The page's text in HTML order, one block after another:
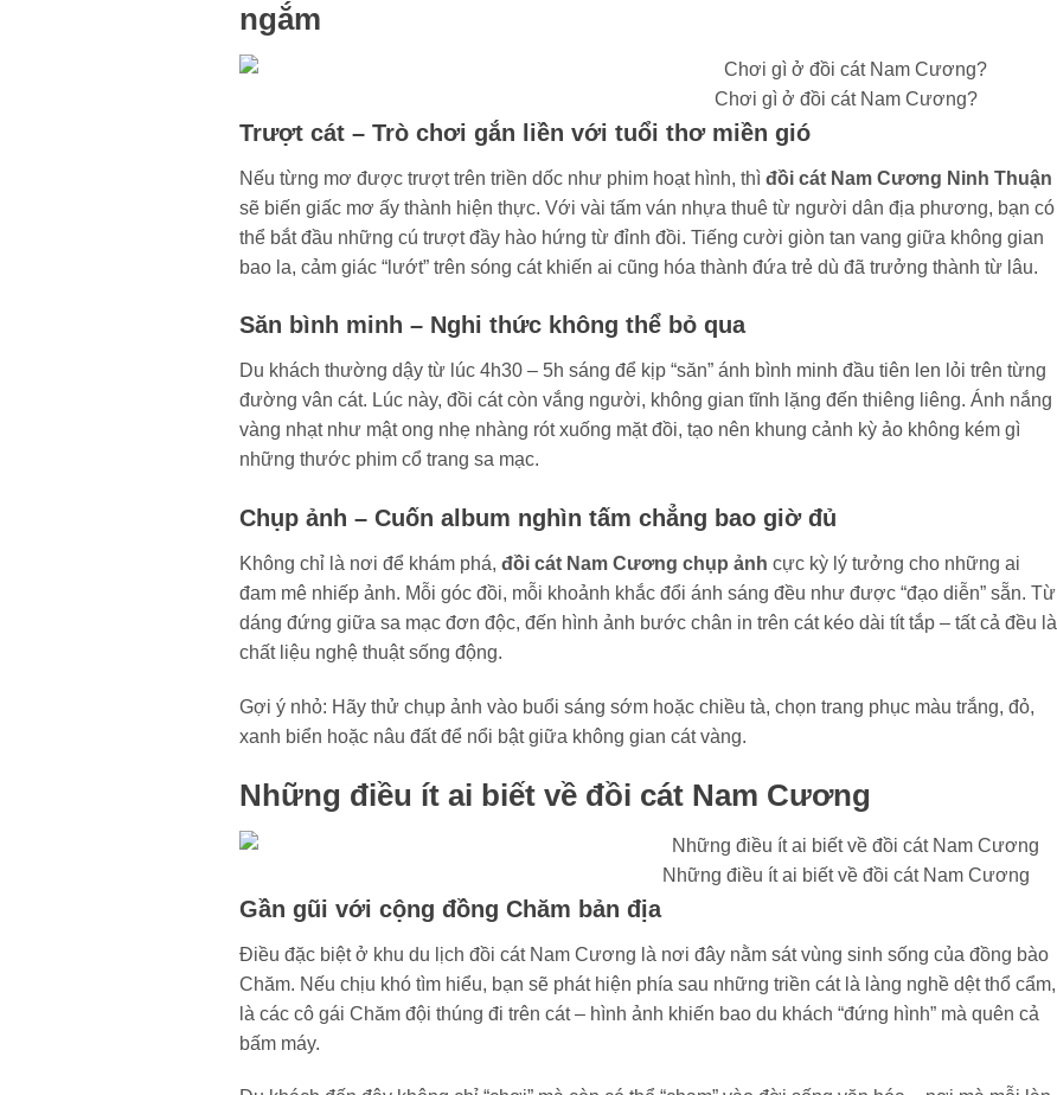
ngắm
Chơi gì ở đồi cát Nam Cương?
Trượt cát – Trò chơi gắn liền với tuổi thơ miền gió
Nếu từng mơ được trượt trên triền dốc như phim hoạt hình, thì đồi cát Nam Cương Ninh Thuận
sẽ biến giấc mơ ấy thành hiện thực. Với vài tấm ván nhựa thuê từ người dân địa phương, bạn có
thể bắt đầu những cú trượt đầy hào hứng từ đỉnh đồi. Tiếng cười giòn tan vang giữa không gian
bao la, cảm giác “lướt” trên sóng cát khiến ai cũng hóa thành đứa trẻ dù đã trưởng thành từ lâu.
Săn bình minh – Nghi thức không thể bỏ qua
Du khách thường dậy từ lúc 4h30 – 5h sáng để kịp “săn” ánh bình minh đầu tiên len lỏi trên từng
đường vân cát. Lúc này, đồi cát còn vắng người, không gian tĩnh lặng đến thiêng liêng. Ánh nắng
vàng nhạt như mật ong nhẹ nhàng rót xuống mặt đồi, tạo nên khung cảnh kỳ ảo không kém gì
những thước phim cổ trang sa mạc.
Chụp ảnh – Cuốn album nghìn tấm chẳng bao giờ đủ
Không chỉ là nơi để khám phá, đồi cát Nam Cương chụp ảnh cực kỳ lý tưởng cho những ai
đam mê nhiếp ảnh. Mỗi góc đồi, mỗi khoảnh khắc đổi ánh sáng đều như được “đạo diễn” sẵn. Từ
dáng đứng giữa sa mạc đơn độc, đến hình ảnh bước chân in trên cát kéo dài tít tắp – tất cả đều là
chất liệu nghệ thuật sống động.
Gợi ý nhỏ: Hãy thử chụp ảnh vào buổi sáng sớm hoặc chiều tà, chọn trang phục màu trắng, đỏ,
xanh biển hoặc nâu đất để nổi bật giữa không gian cát vàng.
Những điều ít ai biết về đồi cát Nam Cương
Những điều ít ai biết về đồi cát Nam Cương
Gần gũi với cộng đồng Chăm bản địa
Điều đặc biệt ở khu du lịch đồi cát Nam Cương là nơi đây nằm sát vùng sinh sống của đồng bào
Chăm. Nếu chịu khó tìm hiểu, bạn sẽ phát hiện phía sau những triền cát là làng nghề dệt thổ cẩm,
là các cô gái Chăm đội thúng đi trên cát – hình ảnh khiến bao du khách “đứng hình” mà quên cả
bấm máy.